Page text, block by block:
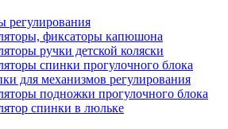
регулирования
фиксаторы капюшона
ручки детской коляски
спинки прогулочного блока
для механизмов регулирования
подножки прогулочного блока
спинки в люльке